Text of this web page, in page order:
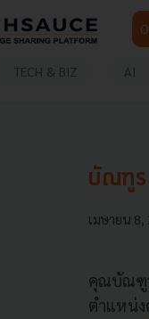
TECH & BIZ AI
บัณฑูร
เมษายน 8,
คุณบัณฑูร
ตำแหน่ง